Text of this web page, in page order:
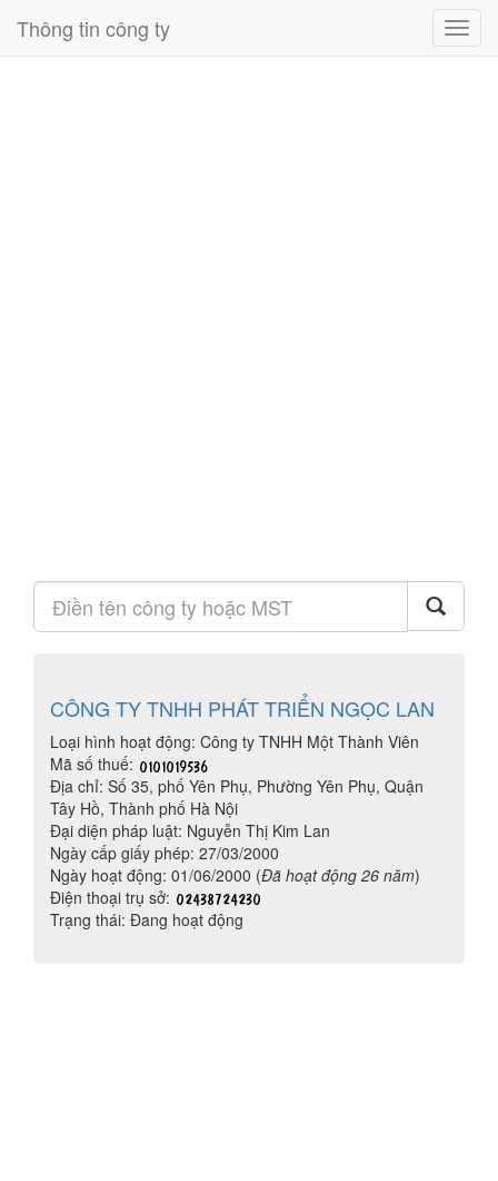
Thông tin công ty
CÔNG TY TNHH PHÁT TRIỂN NGỌC LAN
Loại hình hoạt động: Công ty TNHH Một Thành Viên
Mã số thuế:
Địa chỉ: Số 35, phố Yên Phụ, Phường Yên Phụ, Quận
Tây Hồ, Thành phố Hà Nội
Đại diện pháp luật: Nguyễn Thị Kim Lan
Ngày cấp giấy phép: 27/03/2000
Ngày hoạt động: 01/06/2000 (Đã hoạt động 26 năm)
Điện thoại trụ sở:
Trạng thái: Đang hoạt động